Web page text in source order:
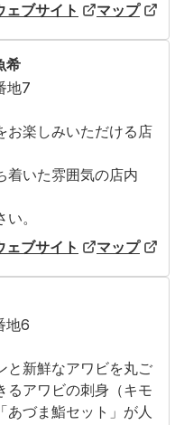
ェブサイト
マップ
希
地7
お楽しみいただける店
着いた雰囲気の店内
。
ェブサイト
マップ
地6
と新鮮なアワビを丸ご
るアワビの刺身（キモ
あづま鮨セット」が人